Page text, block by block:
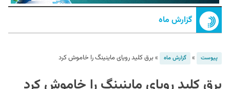
گزارش ماه
پیوست » گزارش ماه »برق کلید رویای ماینینگ را خاموش کرد